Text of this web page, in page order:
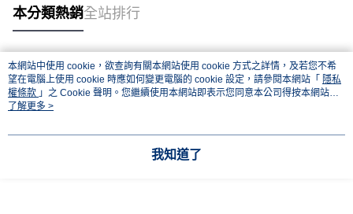
本分類熱銷全站排行
熱門標籤
本網站中使用 cookie，欲查詢有關本網站使用 cookie 方式之詳情，及若您不希
望在電腦上使用 cookie 時應如何變更電腦的 cookie 設定，請參閱本網站「 隱私
權條款 」之 Cookie 聲明。您繼續使用本網站即表示您同意本公司得按本網站使
用條款之 Cookie 聲明使用 cookie。
了解更多 >
我知道了